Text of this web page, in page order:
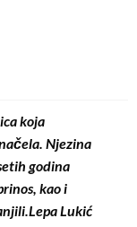
koja
Njezina
godina
kao i
Lukić